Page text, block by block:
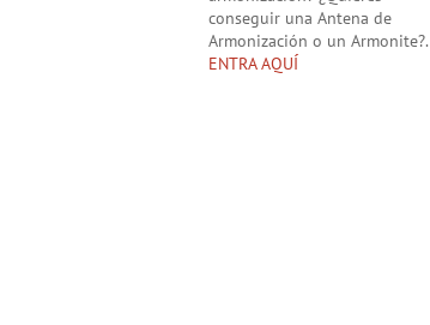
conseguir una Antena de
Armonización o un Armonite?.
ENTRA AQUÍ